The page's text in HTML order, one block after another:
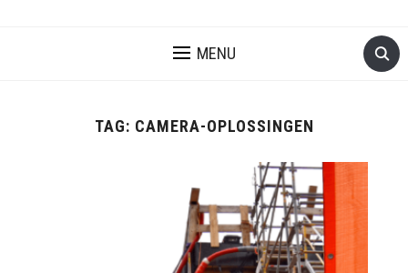
MENU
TAG: CAMERA-OPLOSSINGEN